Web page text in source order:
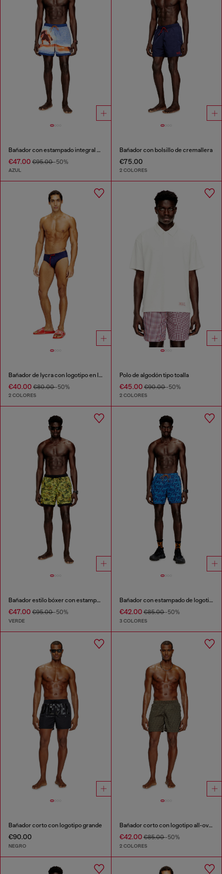
Bañador con estampado integral de tablas de surf
€47.00 €95.00-50%
AZUL
Bañador con bolsillo de cremallera
€75.00
2 COLORES
Bañador de lycra con logotipo en la espalda
€40.00 €80.00-50%
2 COLORES
Polo de algodón tipo toalla
€45.00€90.00-50%
2 COLORES
Bañador estilo bóxer con estampado completo
€47.00 €95.00-50%
VERDE
Bañador con estampado de logotipo por toda la prenda
€42.00€85.00-50%
3 COLORES
Bañador corto con logotipo grande
€90.00
NEGRO
Bañador corto con logotipo all-over
€42.00€85.00-50%
2 COLORES